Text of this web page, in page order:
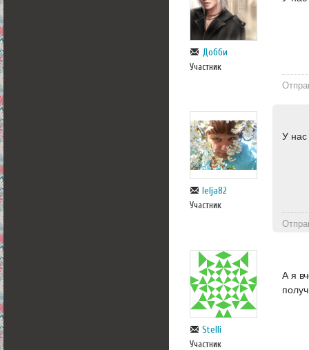
Добби
Участник
lelja82
Участник
У нас
Stelli
Участник
А я